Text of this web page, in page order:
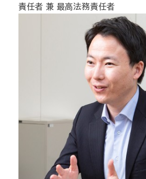
責任者 兼 最高法務責任者